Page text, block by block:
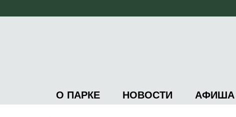
О ПАРКЕ НОВОСТИ АФИША